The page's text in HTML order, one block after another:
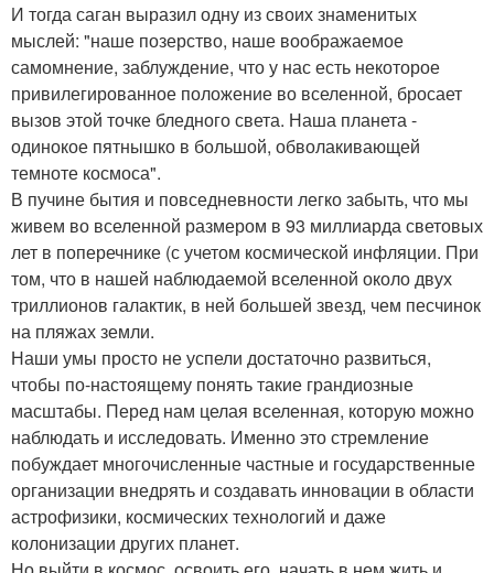
И тогда саган выразил одну из своих знаменитых
мыслей: "наше позерство, наше воображаемое
самомнение, заблуждение, что у нас есть некоторое
привилегированное положение во вселенной, бросает
вызов этой точке бледного света. Наша планета -
одинокое пятнышко в большой, обволакивающей
темноте космоса".
В пучине бытия и повседневности легко забыть, что мы
живем во вселенной размером в 93 миллиарда световых
лет в поперечнике (с учетом космической инфляции. При
том, что в нашей наблюдаемой вселенной около двух
триллионов галактик, в ней большей звезд, чем песчинок
на пляжах земли.
Наши умы просто не успели достаточно развиться,
чтобы по-настоящему понять такие грандиозные
масштабы. Перед нам целая вселенная, которую можно
наблюдать и исследовать. Именно это стремление
побуждает многочисленные частные и государственные
организации внедрять и создавать инновации в области
астрофизики, космических технологий и даже
колонизации других планет.